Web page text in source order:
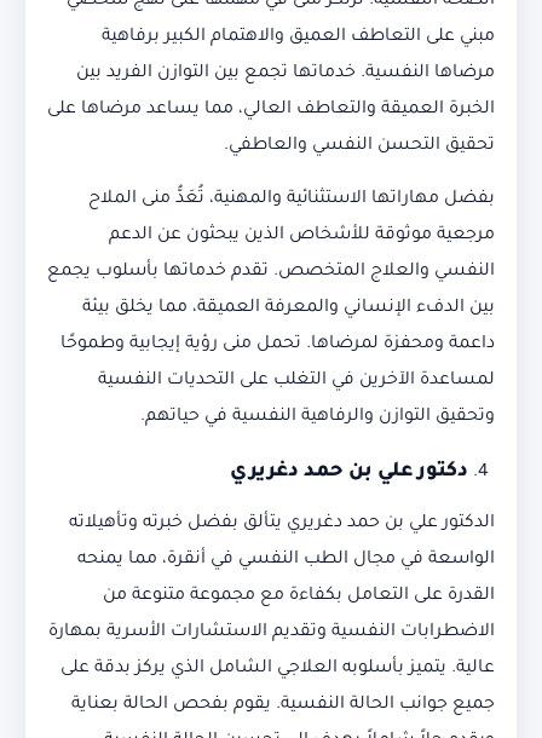
مبني على التعاطف العميق والاهتمام الكبير برفاهية
مرضاها النفسية. خدماتها تجمع بين التوازن الفريد بين
الخبرة العميقة والتعاطف العالي، مما يساعد مرضاها على
تحقيق التحسن النفسي والعاطفي.
بفضل مهاراتها الاستثنائية والمهنية، تُعَدُّ منى الملاح
مرجعية موثوقة للأشخاص الذين يبحثون عن الدعم
النفسي والعلاج المتخصص. تقدم خدماتها بأسلوب يجمع
بين الدفء الإنساني والمعرفة العميقة، مما يخلق بيئة
داعمة ومحفزة لمرضاها. تحمل منى رؤية إيجابية وطموحًا
لمساعدة الآخرين في التغلب على التحديات النفسية
وتحقيق التوازن والرفاهية النفسية في حياتهم.
دكتور علي بن حمد دغريري
الدكتور علي بن حمد دغريري يتألق بفضل خبرته وتأهيلاته
الواسعة في مجال الطب النفسي في أنقرة، مما يمنحه
القدرة على التعامل بكفاءة مع مجموعة متنوعة من
الاضطرابات النفسية وتقديم الاستشارات الأسرية بمهارة
عالية. يتميز بأسلوبه العلاجي الشامل الذي يركز بدقة على
جميع جوانب الحالة النفسية. يقوم بفحص الحالة بعناية